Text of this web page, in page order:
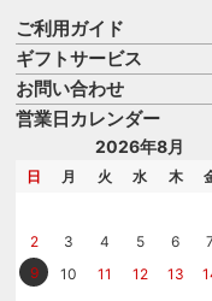
ご利用ガイド
お買い物ガイド
よくある質問
はじめての記念品選び
記念品工房の使い方
ギフトサービス
名入れについて
のし
メッセージカード
お問い合わせ
商品選びを相談する
名入れについて相談する
カタログを請求する
営業日カレンダー
2026年8月
日 月 火 水 木
2
3 4 5 6 7
9
10 11 12 13